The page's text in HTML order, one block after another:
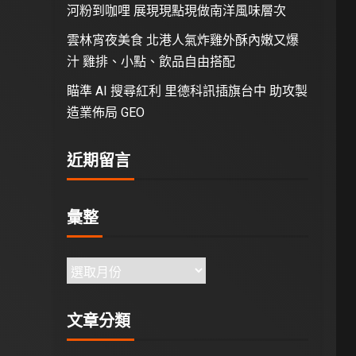
河粉到咖哩 展現現點現做南洋風味層次
雲林宵夜美食 北港人氣炸雞外酥內嫩又爆
汁 雞排、小點、飲品自由搭配
瞄準 AI 搜尋紅利 里德科訊插旗台中 助攻製
造業佈局 GEO
近期留言
彙整
文章分類